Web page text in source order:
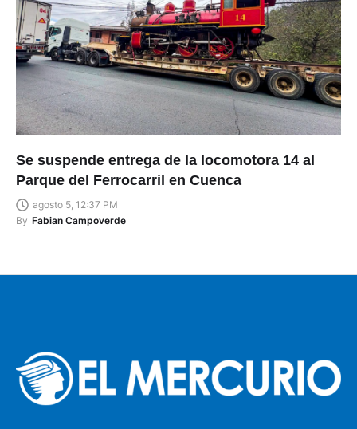
Se suspende entrega de la locomotora 14 al
Parque del Ferrocarril en Cuenca
agosto 5, 12:37 PM
By Fabian Campoverde